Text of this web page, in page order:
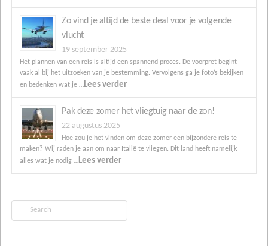
Zo vind je altijd de beste deal voor je volgende
vlucht
19 september 2025
Het plannen van een reis is altijd een spannend proces. De voorpret begint
vaak al bij het uitzoeken van je bestemming. Vervolgens ga je foto’s bekijken
en bedenken wat je …Lees verder
Pak deze zomer het vliegtuig naar de zon!
22 augustus 2025
Hoe zou je het vinden om deze zomer een bijzondere reis te
maken? Wij raden je aan om naar Italië te vliegen. Dit land heeft namelijk
alles wat je nodig …Lees verder
Search